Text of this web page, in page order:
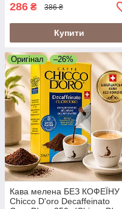
286 ₴ 386 ₴
Купити
Оригінал –26%
Кава мелена БЕЗ КОФЕЇНУ
Chicco D'oro Decaffeinato